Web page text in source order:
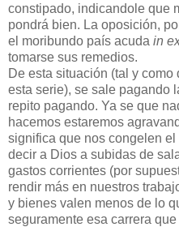
constipado, indicandole que
pondrá bien. La oposición,
el moribundo país acuda in
tomarse sus remedios.
De esta situación (tal y
esta serie), se sale pagando
repito pagando. Ya se que
hacemos estaremos
significa que nos congelen
decir a Dios a subidas de
gastos corrientes (por
rendir más en nuestros
y bienes valen menos de lo
seguramente esa carrera